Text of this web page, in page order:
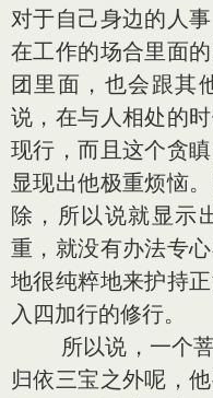
对于自己身边的人
在工作的场合里面
团里面，也会跟其
说，在与人相处的
现行，而且这个贪
显现出他极重烦恼
除，所以说就显示
重，就没有办法专
地很纯粹地来护持
入四加行的修行。
所以说，一个菩
归依三宝之外呢，